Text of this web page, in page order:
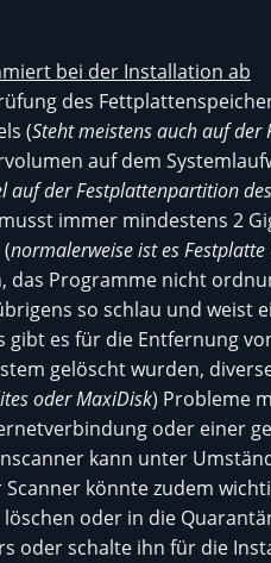
bei der Installation ab
des
(Steht meistens auch auf der
auf dem
auf der Festplattenpartition
immer mindestens 2
normalerweise ist es Festplatte
das Programme nicht
so schlau und weist
gibt es für die Entfernung
gelöscht wurden,
oder MaxiDisk) Probleme
oder einer
kann unter
Scanner könnte zudem
oder in die
oder schalte ihn für die